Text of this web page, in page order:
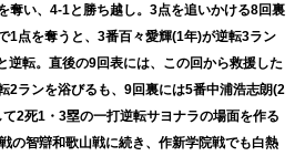
奪い、4-1と勝ち越し。3点を追いかける8回裏
1点を奪うと、3番百々愛輝(1年)が逆転3ラン
逆転。直後の9回表には、この回から救援した
2ランを浴びるも、9回裏には5番中浦浩志朗(2
2死1・3塁の一打逆転サヨナラの場面を作る
の智辯和歌山戦に続き、作新学院戦でも白熱